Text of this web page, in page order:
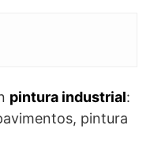
pintura industrial:
pintura